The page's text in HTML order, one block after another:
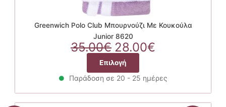
Greenwich Polo Club Μπουρνούζι Με Κουκούλα
Junior 8620
35.00€ Original
price
was:
35.00€.
28.00€
είναι:
28.00€.
Επιλογή
προϊόν
έχει
πολλαπλές
Παράδοση σε 20 - 25 ημέρες